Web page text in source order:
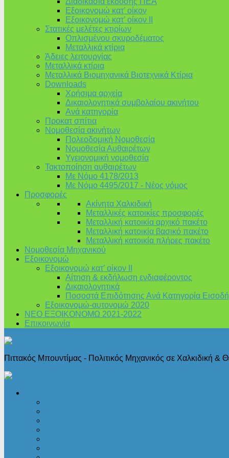
Εξοικονομώ κατ’ οίκoν
Εξοικονομώ κατ’ οίκον II
Στατικές μελέτες κτιρίων
Οπλισμένου σκυροδέματος
Μεταλλικά κτίρια
Άδειες λειτουργίας
Μεταλλικά κτίρια
Μεταλλικά Βιομηχανικά Βιοτεχνικά Κτίρια
Downloads
Χρήσιμα αρχεία
Δικαιολογητικά συμβολαίου ακινήτου
Ανά κατηγορία
Προκατ σπίτια
Νομοθεσία ακινήτων
Πολεοδομική Νομοθεσία
Νομοθεσία Αυθαιρέτων
Υγειονομική νομοθεσία
Τακτοποίηση αυθαιρέτων
Με Νόμο 4178/2013
Με Νόμο 4495/2017 - Νέος νόμος
Προσφορές
Ακίνητα Χαλκιδική
Μεταλλικές κατοικίες προσφορές
Μεταλλική κατοικία αρχικό πακέτο
Μεταλλική κατοικία βασικό πακέτο
Μεταλλική κατοικία πλήρες πακέτο
Νομοθεσία Μηχανικού
Εξοικονομώ
Εξοικονομώ κατ’ οίκον II
Αίτηση & εκδήλωση ενδιαφέροντος
Δικαιολογητικά
Ποσοστά Επιδότησης Ανά Κατηγορία
Εξοικονομώ-αυτονομώ 2020
ΝΕΟ ΕΞΟΙΚΟΝΟΜΩ 2021-2022
Επικοινωνία
Πιττακός Μπουντίμας - Πολιτικός Μηχανικός σε Χαλκιδική &